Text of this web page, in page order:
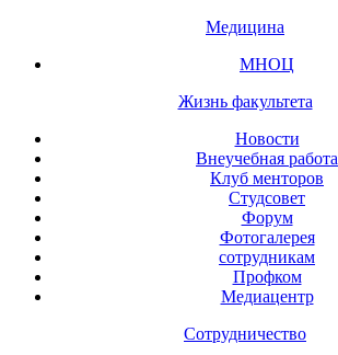
Медицина
МНОЦ
Жизнь факультета
Новости
Внеучебная работа
Клуб менторов
Студсовет
Форум
Фотогалерея
сотрудникам
Профком
Медиацентр
Сотрудничество